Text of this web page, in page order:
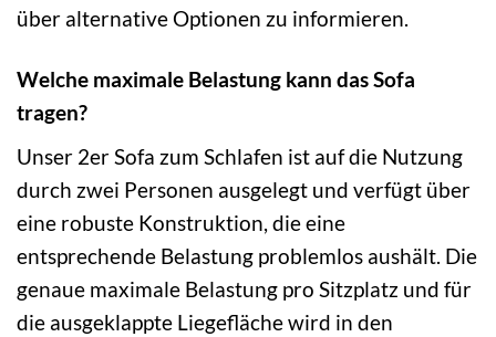
über alternative Optionen zu informieren.
Welche maximale Belastung kann das Sofa
tragen?
Unser 2er Sofa zum Schlafen ist auf die Nutzung
durch zwei Personen ausgelegt und verfügt über
eine robuste Konstruktion, die eine
entsprechende Belastung problemlos aushält. Die
genaue maximale Belastung pro Sitzplatz und für
die ausgeklappte Liegefläche wird in den